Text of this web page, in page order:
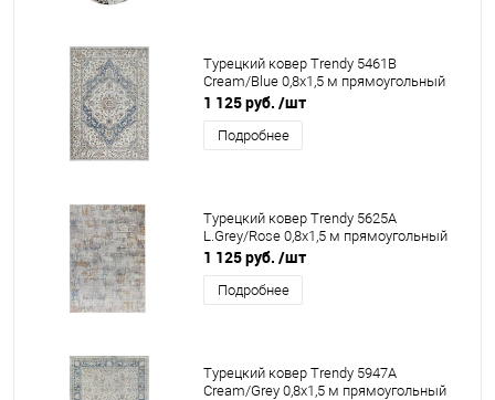
Турецкий ковер Trendy 5461B
Cream/Blue 0,8x1,5 м прямоугольный
1 125 руб. /шт
Подробнее
Турецкий ковер Trendy 5625A
L.Grey/Rose 0,8x1,5 м прямоугольный
1 125 руб. /шт
Подробнее
Турецкий ковер Trendy 5947A
Cream/Grey 0,8x1,5 м прямоугольный